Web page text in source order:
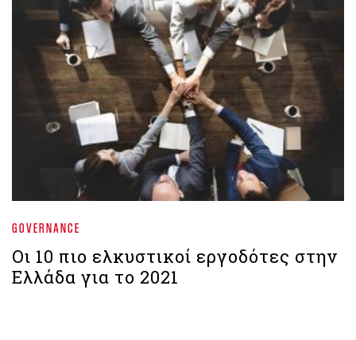
GOVERNANCE
Οι 10 πιο ελκυστικοί εργοδότες στην
Ελλάδα για το 2021